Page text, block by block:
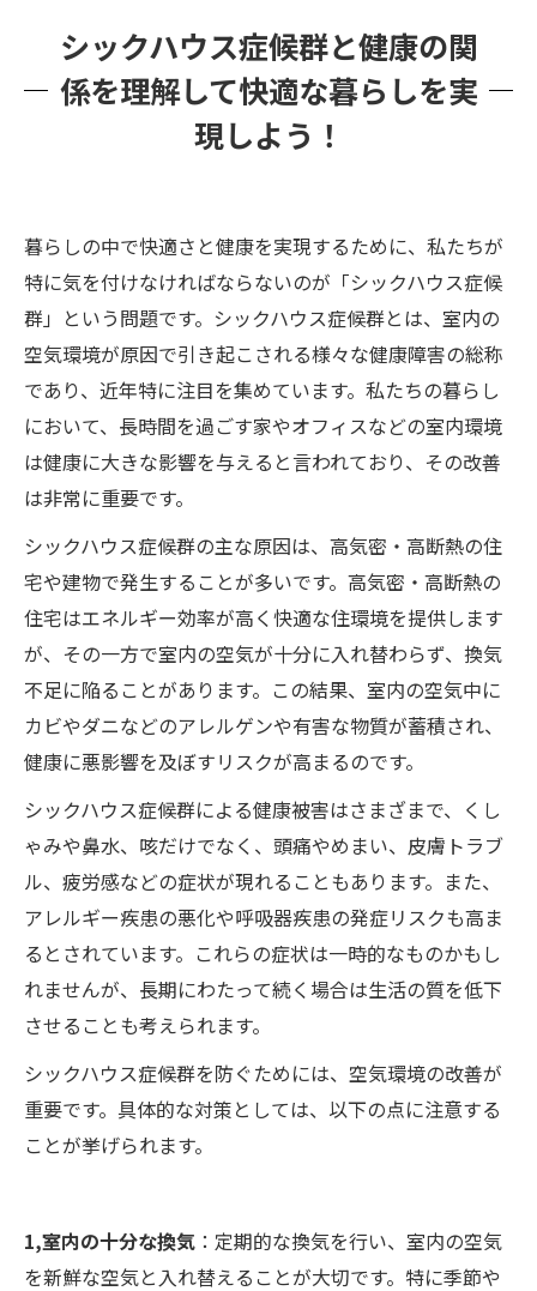
シックハウス症候群と健康の関
係を理解して快適な暮らしを実
現しよう！
暮らしの中で快適さと健康を実現するために、私たちが
特に気を付けなければならないのが「シックハウス症候
群」という問題です。シックハウス症候群とは、室内の
空気環境が原因で引き起こされる様々な健康障害の総称
であり、近年特に注目を集めています。私たちの暮らし
において、長時間を過ごす家やオフィスなどの室内環境
は健康に大きな影響を与えると言われており、その改善
は非常に重要です。
シックハウス症候群の主な原因は、高気密・高断熱の住
宅や建物で発生することが多いです。高気密・高断熱の
住宅はエネルギー効率が高く快適な住環境を提供します
が、その一方で室内の空気が十分に入れ替わらず、換気
不足に陥ることがあります。この結果、室内の空気中に
カビやダニなどのアレルゲンや有害な物質が蓄積され、
健康に悪影響を及ぼすリスクが高まるのです。
シックハウス症候群による健康被害はさまざまで、くし
ゃみや鼻水、咳だけでなく、頭痛やめまい、皮膚トラブ
ル、疲労感などの症状が現れることもあります。また、
アレルギー疾患の悪化や呼吸器疾患の発症リスクも高ま
るとされています。これらの症状は一時的なものかもし
れませんが、長期にわたって続く場合は生活の質を低下
させることも考えられます。
シックハウス症候群を防ぐためには、空気環境の改善が
重要です。具体的な対策としては、以下の点に注意する
ことが挙げられます。
1,室内の十分な換気 ：定期的な換気を行い、室内の空気
を新鮮な空気と入れ替えることが大切です。特に季節や